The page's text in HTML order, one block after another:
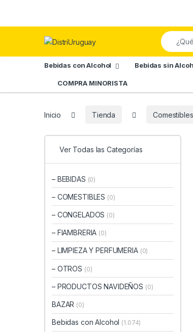
Search
Bebidas con Alcohol Bebidas sin
COMPRA MINORISTA
Inicio Tienda Comestibles
Ver Todas las Categorías
– BEBIDAS (0)
– COMESTIBLES (0)
– CONGELADOS (0)
– FIAMBRERIA (0)
– LIMPIEZA Y PERFUMERIA (0)
– OTROS (0)
– PRODUCTOS NAVIDEÑOS (0)
BAZAR (0)
Bebidas con Alcohol (1.074)